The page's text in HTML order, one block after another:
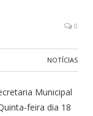
0
NOTÍCIAS
Municipal
feira dia 18